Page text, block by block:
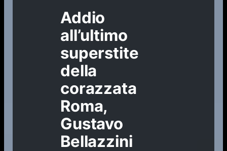
Addio
all’ultimo
superstite
della
corazzata
Roma,
Gustavo
Bellazzini